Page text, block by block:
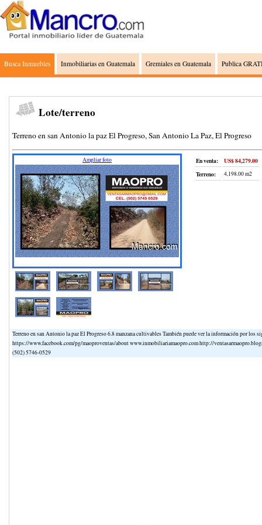
Busca Inmuebles Inmobiliarias en Guatemala Gremiales en Guatemala Publica
Lote/terreno
Terreno en san Antonio la paz El Progreso, San Antonio La Paz, El Progreso
Ampliar foto En venta:
US$ 84,279.00
Terreno: 4,198.00 m2
Terreno en san Antonio la paz El Progreso 6.8 manzana cultivables También puede ver la información por
https://www.facebook.com/pg/maoproventas/about www.inmobiliariamaopro.com http://
(502) 5746-0529